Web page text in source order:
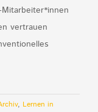
Mitarbeiter*innen
vertrauen
, Lernen in